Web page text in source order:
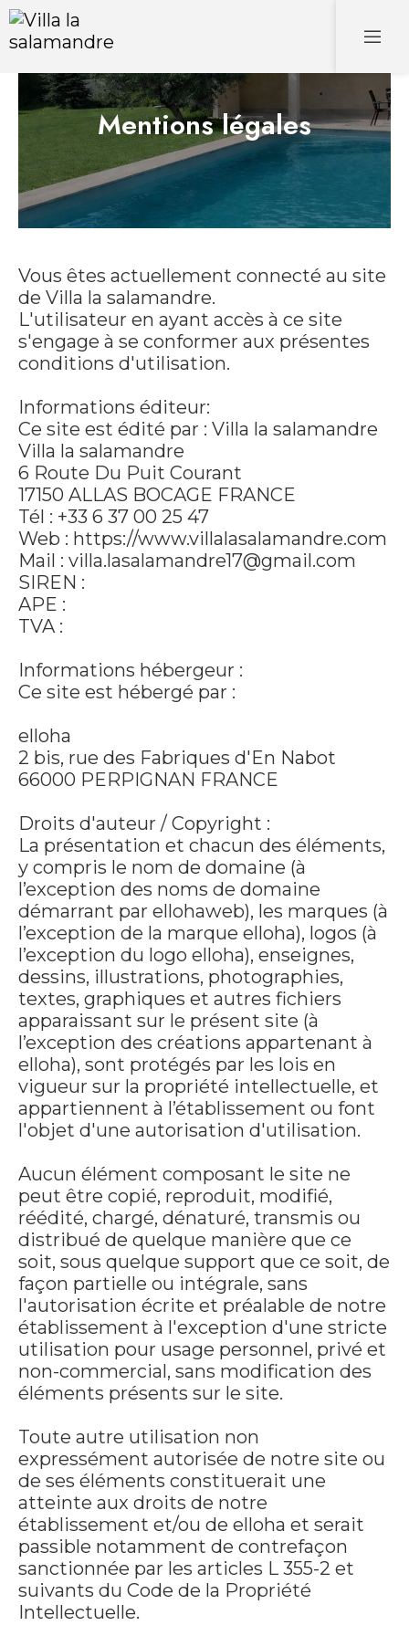
Mentions légales
Vous êtes actuellement connecté au site
de Villa la salamandre.
L'utilisateur en ayant accès à ce site
s'engage à se conformer aux présentes
conditions d'utilisation.
Informations éditeur:
Ce site est édité par : Villa la salamandre
Villa la salamandre
6 Route Du Puit Courant
17150 ALLAS BOCAGE FRANCE
Tél : +33 6 37 00 25 47
Web : https://www.villalasalamandre.com
Mail : villa.lasalamandre17@gmail.com
SIREN :
APE :
TVA :
Informations hébergeur :
Ce site est hébergé par :
elloha
2 bis, rue des Fabriques d'En Nabot
66000 PERPIGNAN FRANCE
Droits d'auteur / Copyright :
La présentation et chacun des éléments,
y compris le nom de domaine (à
l’exception des noms de domaine
démarrant par ellohaweb), les marques (à
l’exception de la marque elloha), logos (à
l’exception du logo elloha), enseignes,
dessins, illustrations, photographies,
textes, graphiques et autres fichiers
apparaissant sur le présent site (à
l’exception des créations appartenant à
elloha), sont protégés par les lois en
vigueur sur la propriété intellectuelle, et
appartiennent à l’établissement ou font
l'objet d'une autorisation d'utilisation.
Aucun élément composant le site ne
peut être copié, reproduit, modifié,
réédité, chargé, dénaturé, transmis ou
distribué de quelque manière que ce
soit, sous quelque support que ce soit, de
façon partielle ou intégrale, sans
l'autorisation écrite et préalable de notre
établissement à l'exception d'une stricte
utilisation pour usage personnel, privé et
non-commercial, sans modification des
éléments présents sur le site.
Toute autre utilisation non
expressément autorisée de notre site ou
de ses éléments constituerait une
atteinte aux droits de notre
établissement et/ou de elloha et serait
passible notamment de contrefaçon
sanctionnée par les articles L 355-2 et
suivants du Code de la Propriété
Intellectuelle.